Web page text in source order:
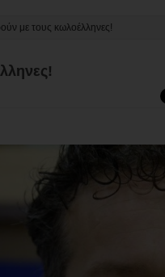
με τους κωλοέλληνες!